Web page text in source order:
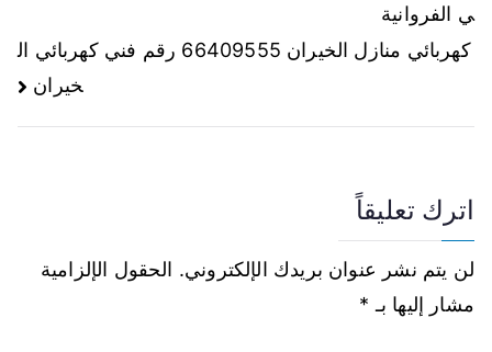
ي الفروانية
كهربائي منازل الخيران 66409555 رقم فني كهربائي ال
خيران
اترك تعليقاً
لن يتم نشر عنوان بريدك الإلكتروني. الحقول الإلزامية
مشار إليها بـ *